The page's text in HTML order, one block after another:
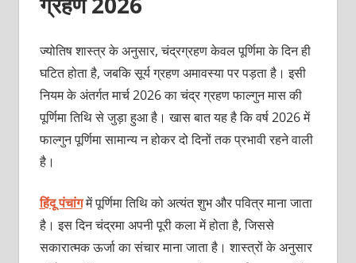
ज्योतिष शास्त्र के अनुसार, चंद्रग्रहण केवल पूर्णिमा के दिन ही
घटित होता है, जबकि सूर्य ग्रहण अमावस्या पर पड़ता है। इसी
नियम के अंतर्गत मार्च 2026 का चंद्र ग्रहण फाल्गुन मास की
पूर्णिमा तिथि से जुड़ा हुआ है। खास बात यह है कि वर्ष 2026 में
फाल्गुन पूर्णिमा सामान्य न होकर दो दिनों तक प्रभावी रहने वाली
है।
हिंदू पंचांगमें पूर्णिमा तिथि को अत्यंत शुभ और पवित्र माना जाता
है। इस दिन चंद्रमा अपनी पूरी कला में होता है, जिससे
सकारात्मक ऊर्जा का संचार माना जाता है। शास्त्रों के अनुसार